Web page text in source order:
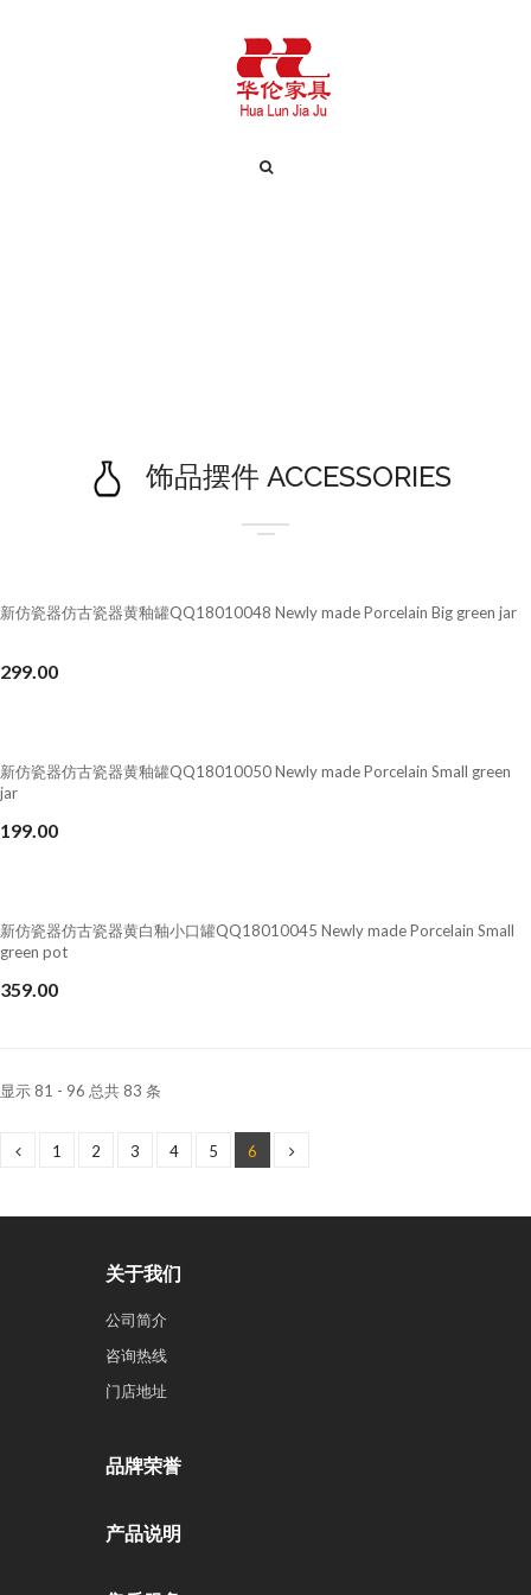
饰品摆件 ACCESSORIES
新仿瓷器仿古瓷器黄釉罐QQ18010048 Newly made Porcelain Big green jar
299.00
新仿瓷器仿古瓷器黄釉罐QQ18010050 Newly made Porcelain Small green
jar
199.00
新仿瓷器仿古瓷器黄白釉小口罐QQ18010045 Newly made Porcelain Small
green pot
359.00
显示 81 - 96 总共 83 条
1 2 3 4 5 6
关于我们
公司简介
咨询热线
门店地址
品牌荣誉
产品说明